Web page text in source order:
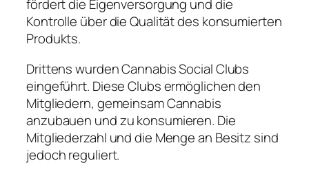
fördert die Eigenversorgung und die
Kontrolle über die Qualität des konsumierten
Produkts.
Drittens wurden Cannabis Social Clubs
eingeführt. Diese Clubs ermöglichen den
Mitgliedern, gemeinsam Cannabis
anzubauen und zu konsumieren. Die
Mitgliederzahl und die Menge an Besitz sind
jedoch reguliert.